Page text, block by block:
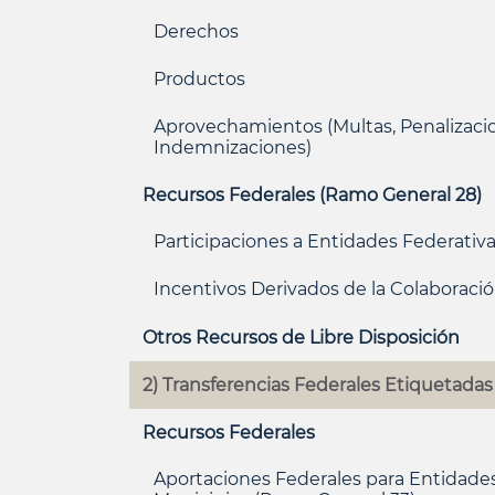
Derechos
Productos
Aprovechamientos (Multas,
Indemnizaciones)
Recursos Federales (Ramo General 28)
Participaciones a Entidades
Incentivos Derivados de la
Otros Recursos de Libre Disposición
2) Transferencias Federales Etiquetadas
Recursos Federales
Aportaciones Federales para